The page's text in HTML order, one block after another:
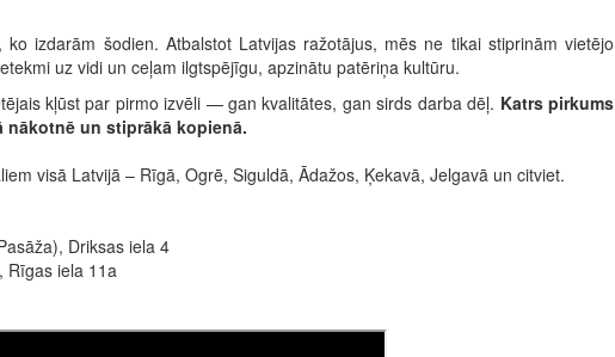
izdarām šodien. Atbalstot Latvijas ražotājus, mēs ne tikai stiprinām vietējo
uz vidi un ceļam ilgtspējīgu, apzinātu patēriņa kultūru.
kļūst par pirmo izvēli — gan kvalitātes, gan sirds darba dēļ. Katrs pirkums
un stiprākā kopienā.
visā Latvijā – Rīgā, Ogrē, Siguldā, Ādažos, Ķekavā, Jelgavā un citviet.
Driksas iela 4
Rīgas iela 11a